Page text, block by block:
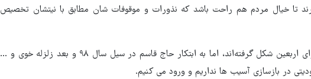
تا خیال مردم هم راحت باشد که نذورات و موقوفات شان مطابق با نیتشان تخصیص
وی با بیان اینکه اگرچه مواکب برای اربعین شکل گرفته‌اند، اما به ابتکار حاج قاسم در سیل سال ۹۸ و بعد زلزله خوی و ...
در بازسازی آسیب ها نداریم و ورود می کنیم.